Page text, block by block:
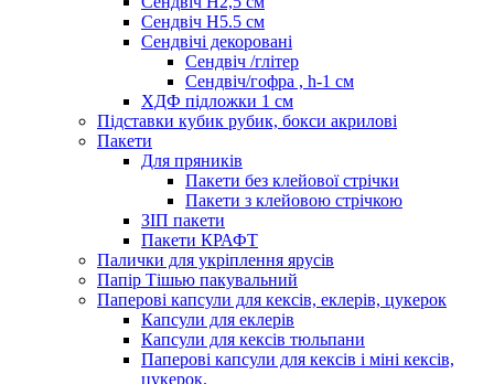
Сендвіч H5.5 см
Сендвічі декоровані
Сендвіч /глітер
Сендвіч/гофра , h-1 см
ХДФ підложки 1 см
Підставки кубик рубик, бокси акрилові
Пакети
Для пряників
Пакети без клейової стрічки
Пакети з клейовою стрічкою
ЗІП пакети
Пакети КРАФТ
Палички для укріплення ярусів
Папір Тішью пакувальний
Паперові капсули для кексів, еклерів, цукерок
Капсули для еклерів
Капсули для кексів тюльпани
Паперові капсули для кексів і міні кексів,
цукерок.